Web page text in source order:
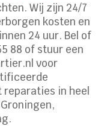
Wij zijn 24/7
kosten en
24 uur. Bel of
88 of stuur een
voor
in heel